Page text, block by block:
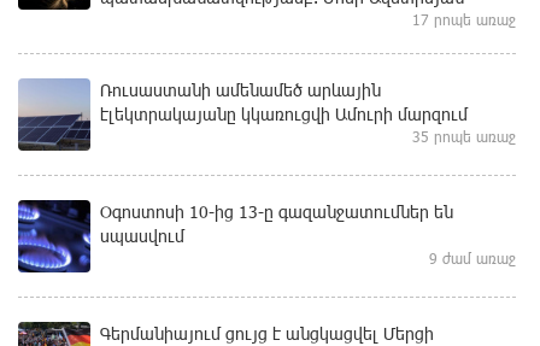
17 րոպե առաջ
Ռուսաստանի ամենամեծ արևային
էլեկտրակայանը կկառուցվի Ամուրի մարզում
35 րոպե առաջ
Օգոստոսի 10-ից 13-ը գազանջատումներ են
սպասվում
9 ժամ առաջ
Գերմանիայում ցույց է անցկացվել Մերցի